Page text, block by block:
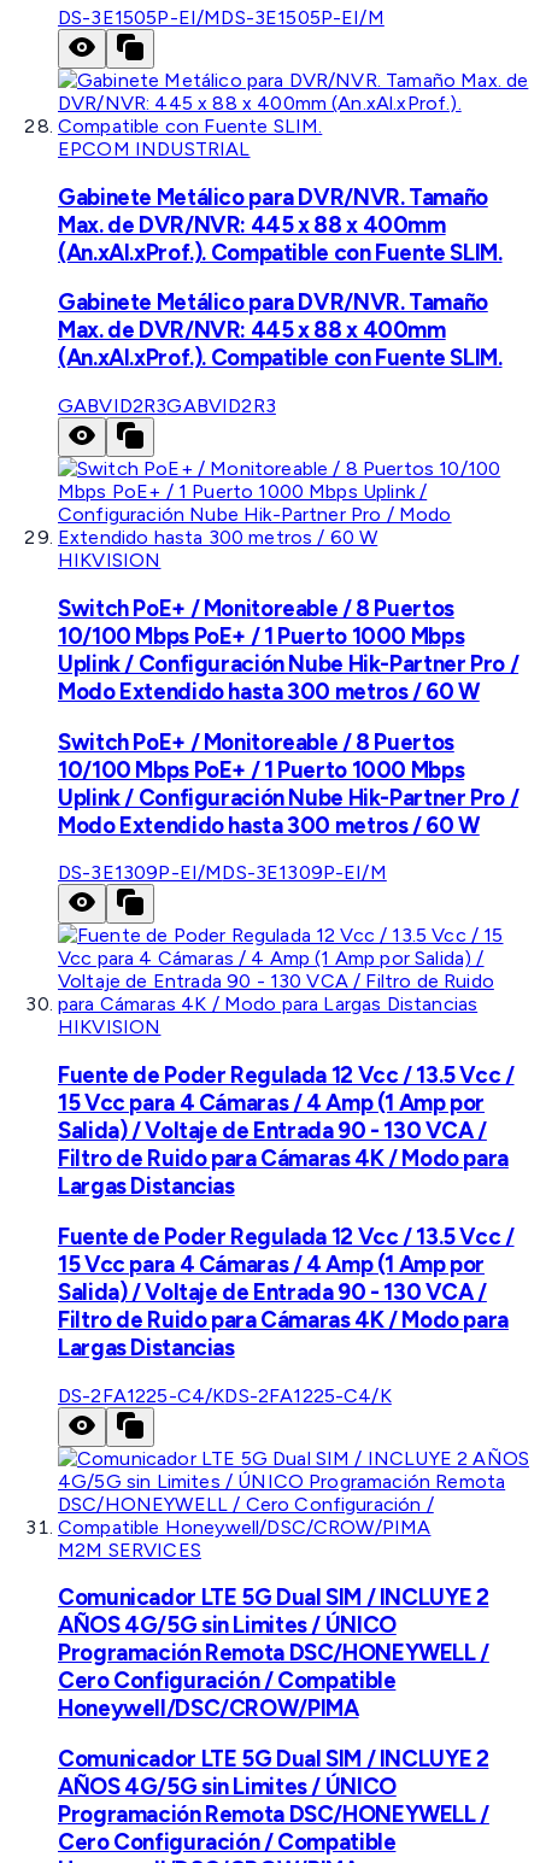
DS-3E1505P-EI/MDS-3E1505P-EI/M
EPCOM INDUSTRIAL
Gabinete Metálico para DVR/NVR. Tamaño
Max. de DVR/NVR: 445 x 88 x 400mm
(An.xAl.xProf.). Compatible con Fuente SLIM.
Gabinete Metálico para DVR/NVR. Tamaño
Max. de DVR/NVR: 445 x 88 x 400mm
(An.xAl.xProf.). Compatible con Fuente SLIM.
GABVID2R3GABVID2R3
HIKVISION
Switch PoE+ / Monitoreable / 8 Puertos
10/100 Mbps PoE+ / 1 Puerto 1000 Mbps
Uplink / Configuración Nube Hik-Partner Pro /
Modo Extendido hasta 300 metros / 60 W
Switch PoE+ / Monitoreable / 8 Puertos
10/100 Mbps PoE+ / 1 Puerto 1000 Mbps
Uplink / Configuración Nube Hik-Partner Pro /
Modo Extendido hasta 300 metros / 60 W
DS-3E1309P-EI/MDS-3E1309P-EI/M
HIKVISION
Fuente de Poder Regulada 12 Vcc / 13.5 Vcc /
15 Vcc para 4 Cámaras / 4 Amp (1 Amp por
Salida) / Voltaje de Entrada 90 - 130 VCA /
Filtro de Ruido para Cámaras 4K / Modo para
Largas Distancias
Fuente de Poder Regulada 12 Vcc / 13.5 Vcc /
15 Vcc para 4 Cámaras / 4 Amp (1 Amp por
Salida) / Voltaje de Entrada 90 - 130 VCA /
Filtro de Ruido para Cámaras 4K / Modo para
Largas Distancias
DS-2FA1225-C4/KDS-2FA1225-C4/K
M2M SERVICES
Comunicador LTE 5G Dual SIM / INCLUYE 2
AÑOS 4G/5G sin Limites / ÚNICO
Programación Remota DSC/HONEYWELL /
Cero Configuración / Compatible
Honeywell/DSC/CROW/PIMA
Comunicador LTE 5G Dual SIM / INCLUYE 2
AÑOS 4G/5G sin Limites / ÚNICO
Programación Remota DSC/HONEYWELL /
Cero Configuración / Compatible